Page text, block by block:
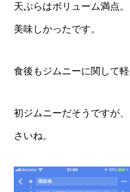
天ぷらはボリューム満点。
美味しかったです。
食後もジムニーに関して
初ジムニーだそうですが
さいね。